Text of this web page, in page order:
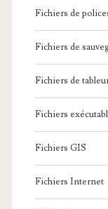
Fichiers de
Fichiers de
Fichiers de
Fichiers
Fichiers GIS
Fichiers Internet